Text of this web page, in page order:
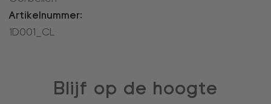
Artikelnummer:
1D001_CL
Blijf op de hoogte